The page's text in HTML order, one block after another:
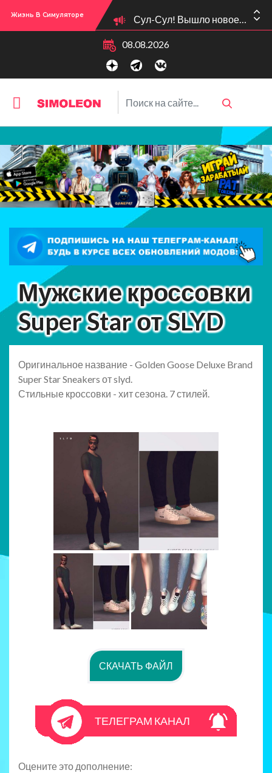
Жизнь В Симуляторе Сул-Сул! Вышло новое обновлении версии игры: 1.119.96.1030 (ПК)! 1.119.96.1230 (Mac)! 2.22 (ИП)!
08.08.2026
Мужские кроссовки
Super Star от SLYD
Оригинальное название - Golden Goose Deluxe Brand
Super Star Sneakers от slyd.
Стильные кроссовки - хит сезона. 7 стилей.
СКАЧАТЬ ФАЙЛ
ТЕЛЕГРАМ КАНАЛ
Оцените это дополнение: